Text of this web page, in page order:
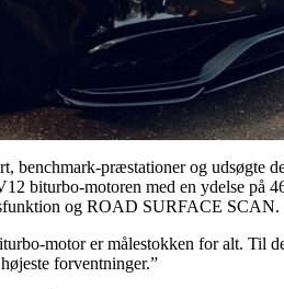
præstationer og udsøgte
biturbo-motoren med en ydelse på
og ROAD SURFACE SCAN.
motor er målestokken for alt. Til
forventninger.”